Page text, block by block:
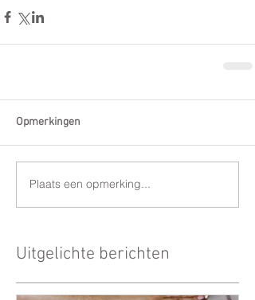
Opmerkingen
Plaats een opmerking...
Uitgelichte berichten